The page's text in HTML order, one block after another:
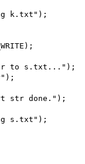
k.txt");
to s.txt...");
str done.");
s.txt");